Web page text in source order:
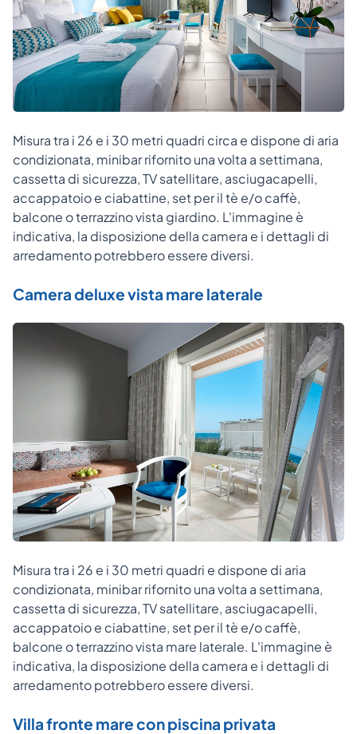
Misura tra i 26 e i 30 metri quadri circa e dispone di aria
condizionata, minibar rifornito una volta a settimana,
cassetta di sicurezza, TV satellitare, asciugacapelli,
accappatoio e ciabattine, set per il tè e/o caffè,
balcone o terrazzino vista giardino. L'immagine è
indicativa, la disposizione della camera e i dettagli di
arredamento potrebbero essere diversi.
Camera deluxe vista mare laterale
Misura tra i 26 e i 30 metri quadri e dispone di aria
condizionata, minibar rifornito una volta a settimana,
cassetta di sicurezza, TV satellitare, asciugacapelli,
accappatoio e ciabattine, set per il tè e/o caffè,
balcone o terrazzino vista mare laterale. L'immagine è
indicativa, la disposizione della camera e i dettagli di
arredamento potrebbero essere diversi.
Villa fronte mare con piscina privata